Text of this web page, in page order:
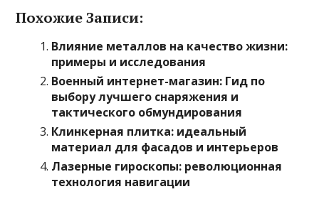
Похожие Записи:
Влияние металлов на качество жизни:
примеры и исследования
Военный интернет-магазин: Гид по
выбору лучшего снаряжения и
тактического обмундирования
Клинкерная плитка: идеальный
материал для фасадов и интерьеров
Лазерные гироскопы: революционная
технология навигации